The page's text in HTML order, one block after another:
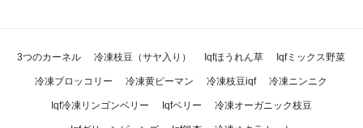
3つのカーネル 冷凍枝豆（サヤ入り） Iqfほうれん草 Iqfミックス野菜
冷凍ブロッコリー 冷凍黄ピーマン 冷凍枝豆iqf 冷凍ニンニク
Iqf冷凍リンゴンベリー Iqfベリー 冷凍オーガニック枝豆